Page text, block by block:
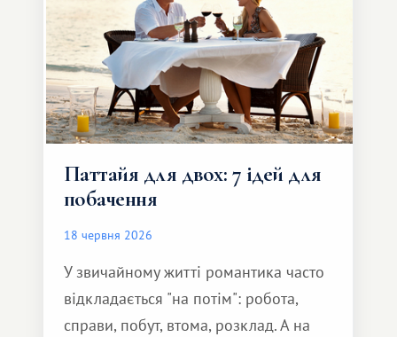
Паттайя для двох: 7 ідей для
побачення
18 червня 2026
У звичайному житті романтика часто
відкладається "на потім": робота,
справи, побут, втома, розклад. А на